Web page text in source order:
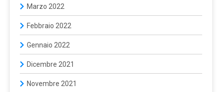
Marzo 2022
Febbraio 2022
Gennaio 2022
Dicembre 2021
Novembre 2021